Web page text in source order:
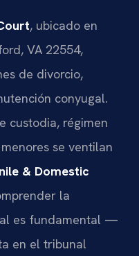
, ubicado en
VA 22554,
de divorcio,
conyugal.
custodia, régimen
se ventilan
& Domestic
la
es fundamental —
en el tribunal